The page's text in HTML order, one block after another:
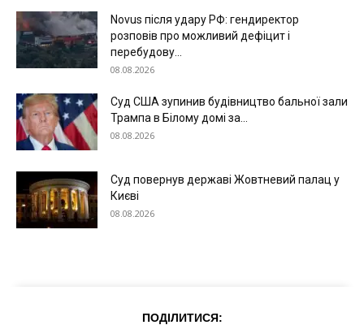
Меню
Київ
Україна
Економіка
Novus після удару РФ: гендиректор
розповів про можливий дефіцит і
перебудову...
08.08.2026
Суд США зупинив будівництво бальної зали
Трампа в Білому домі за...
08.08.2026
Суд повернув державі Жовтневий палац у
Києві
08.08.2026
ПОДІЛИТИСЯ: